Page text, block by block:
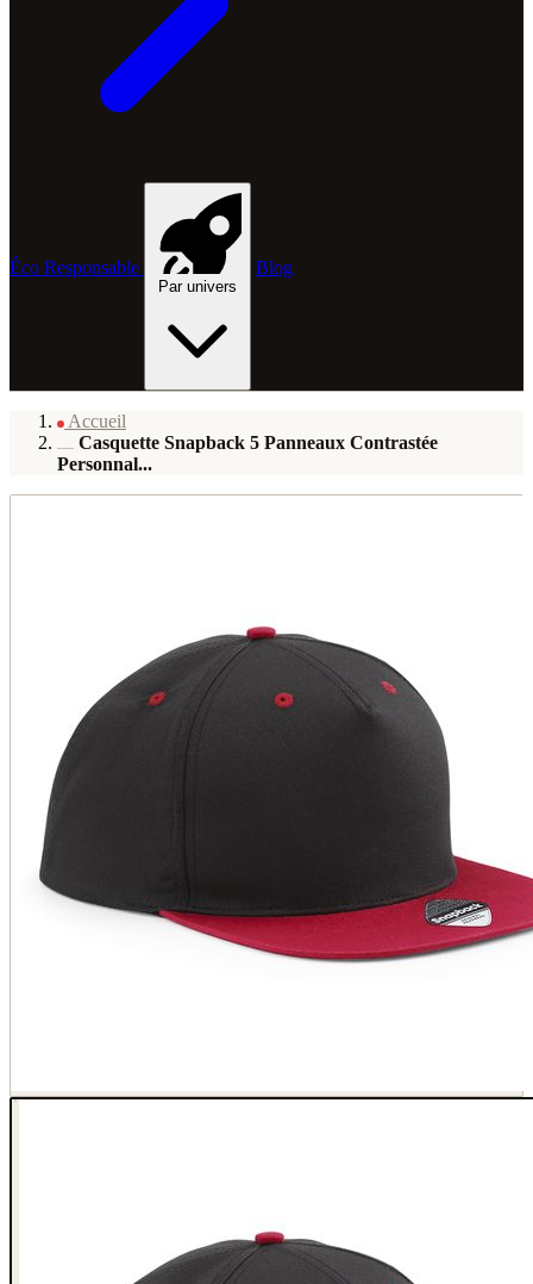
Éco Responsable
Par univers
Blog
Accueil
Casquette Snapback 5 Panneaux Contrastée
Personnal...